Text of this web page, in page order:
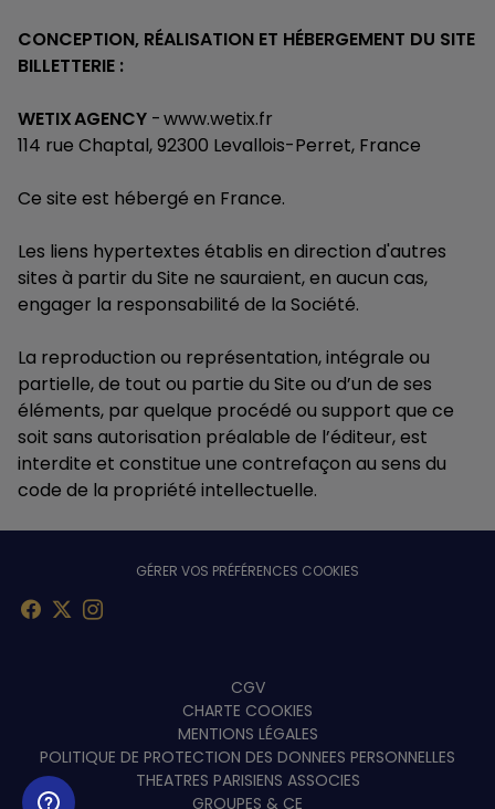
CONCEPTION, RÉALISATION ET HÉBERGEMENT DU SITE
BILLETTERIE :
WETIX AGENCY - www.wetix.fr
114 rue Chaptal, 92300 Levallois-Perret, France
Ce site est hébergé en France.
Les liens hypertextes établis en direction d'autres
sites à partir du Site ne sauraient, en aucun cas,
engager la responsabilité de la Société.
La reproduction ou représentation, intégrale ou
partielle, de tout ou partie du Site ou d’un de ses
éléments, par quelque procédé ou support que ce
soit sans autorisation préalable de l’éditeur, est
interdite et constitue une contrefaçon au sens du
code de la propriété intellectuelle.
GÉRER VOS PRÉFÉRENCES COOKIES
CGV
CHARTE COOKIES
MENTIONS LÉGALES
POLITIQUE DE PROTECTION DES DONNEES PERSONNELLES
THEATRES PARISIENS ASSOCIES
GROUPES & CE